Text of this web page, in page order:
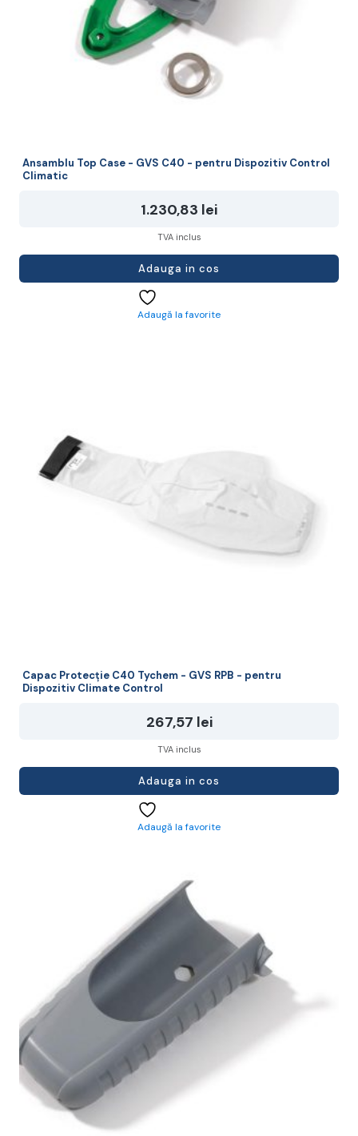
Ansamblu Top Case - GVS C40 - pentru Dispozitiv Control
Climatic
1.230,83 lei
TVA inclus
Adauga in cos
Adaugă la favorite
Capac Protecție C40 Tychem - GVS RPB - pentru
Dispozitiv Climate Control
267,57 lei
TVA inclus
Adauga in cos
Adaugă la favorite